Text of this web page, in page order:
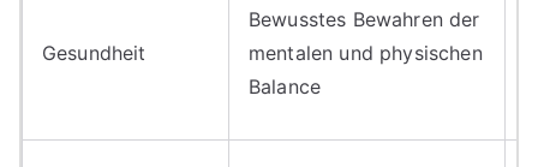
Gesundheit
Bewusstes Bewahren der
mentalen und physischen
Balance